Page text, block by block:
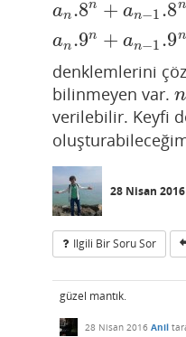
an .8n + an−1 .8n
an .9n + an−1 .9n
denklemlerini
bilinmeyen var. n
n
verilebilir. Keyfi
28 Nisan 2016
Ilgili Bir Soru Sor
güzel mantık.
28 Nisan 2016 Anil